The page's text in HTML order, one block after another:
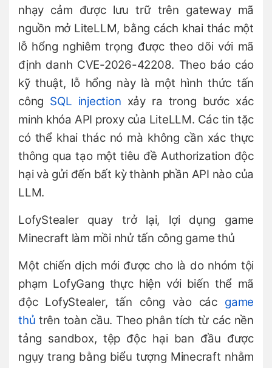
nhạy cảm được lưu trữ trên gateway mã
nguồn mở LiteLLM, bằng cách khai thác một
lỗ hổng nghiêm trọng được theo dõi với mã
định danh CVE-2026-42208. Theo báo cáo
kỹ thuật, lỗ hổng này là một hình thức tấn
công SQL injection xảy ra trong bước xác
minh khóa API proxy của LiteLLM. Các tin tặc
có thể khai thác nó mà không cần xác thực
thông qua tạo một tiêu đề Authorization độc
hại và gửi đến bất kỳ thành phần API nào của
LLM.
LofyStealer quay trở lại, lợi dụng game
Minecraft làm mồi nhử tấn công game thủ
Một chiến dịch mới được cho là do nhóm tội
phạm LofyGang thực hiện với biến thể mã
độc LofyStealer, tấn công vào các game
thủ trên toàn cầu. Theo phân tích từ các nền
tảng sandbox, tệp độc hại ban đầu được
ngụy trang bằng biểu tượng Minecraft nhằm